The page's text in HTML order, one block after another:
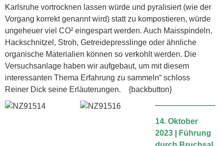
Karlsruhe vortrocknen lassen würde und pyralisiert (wie der
Vorgang korrekt genannt wird) statt zu kompostieren, würde
ungeheuer viel CO² eingespart werden. Auch Maisspindeln,
Hackschnitzel, Stroh, Getreidepresslinge oder ähnliche
organische Materialien können so verkohlt werden. Die
Versuchsanlage haben wir aufgebaut, um mit diesem
interessanten Thema Erfahrung zu sammeln“ schloss
Reiner Dick seine Erläuterungen. {backbutton}
14. Oktober
2023 | Führung